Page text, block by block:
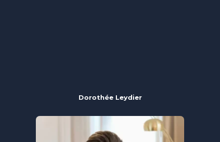
Dorothée Leydier